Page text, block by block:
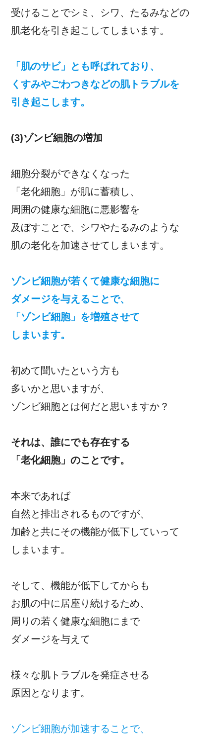
受けることでシミ、シワ、たるみなどの
肌老化を引き起こしてしまいます。
「肌のサビ」とも呼ばれており、
くすみやごわつきなどの肌トラブルを
引き起こします。
(3)ゾンビ細胞の増加
細胞分裂ができなくなった
「老化細胞」が肌に蓄積し、
周囲の健康な細胞に悪影響を
及ぼすことで、シワやたるみのような
肌の老化を加速させてしまいます。
ゾンビ細胞が若くて健康な細胞に
ダメージを与えることで、
「ゾンビ細胞」を増殖させて
しまいます。
初めて聞いたという方も
多いかと思いますが、
ゾンビ細胞とは何だと思いますか？
それは、誰にでも存在する
「老化細胞」のことです。
本来であれば
自然と排出されるものですが、
加齢と共にその機能が低下していって
しまいます。
そして、機能が低下してからも
お肌の中に居座り続けるため、
周りの若く健康な細胞にまで
ダメージを与えて
様々な肌トラブルを発症させる
原因となります。
ゾンビ細胞が加速することで、